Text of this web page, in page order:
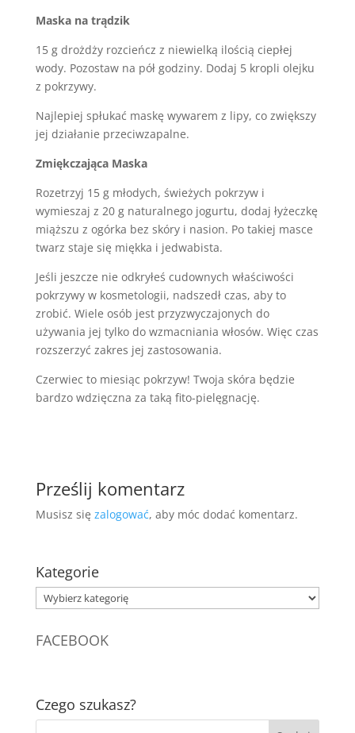
Maska na trądzik
15 g drożdży rozcieńcz z niewielką ilością ciepłej
wody. Pozostaw na pół godziny. Dodaj 5 kropli olejku
z pokrzywy.
Najlepiej spłukać maskę wywarem z lipy, co zwiększy
jej działanie przeciwzapalne.
Zmiękczająca Maska
Rozetrzyj 15 g młodych, świeżych pokrzyw i
wymieszaj z 20 g naturalnego jogurtu, dodaj łyżeczkę
miąższu z ogórka bez skóry i nasion. Po takiej masce
twarz staje się miękka i jedwabista.
Jeśli jeszcze nie odkryłeś cudownych właściwości
pokrzywy w kosmetologii, nadszedł czas, aby to
zrobić. Wiele osób jest przyzwyczajonych do
używania jej tylko do wzmacniania włosów. Więc czas
rozszerzyć zakres jej zastosowania.
Czerwiec to miesiąc pokrzyw! Twoja skóra będzie
bardzo wdzięczna za taką fito-pielęgnację.
Prześlij komentarz
Musisz się zalogować, aby móc dodać komentarz.
Kategorie
Kategorie
FACEBOOK
Czego szukasz?